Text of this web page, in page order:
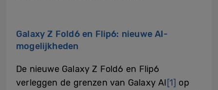
Galaxy Z Fold6 en Flip6: nieuwe AI-
mogelijkheden
De nieuwe Galaxy Z Fold6 en Flip6
verleggen de grenzen van Galaxy AI[1] op